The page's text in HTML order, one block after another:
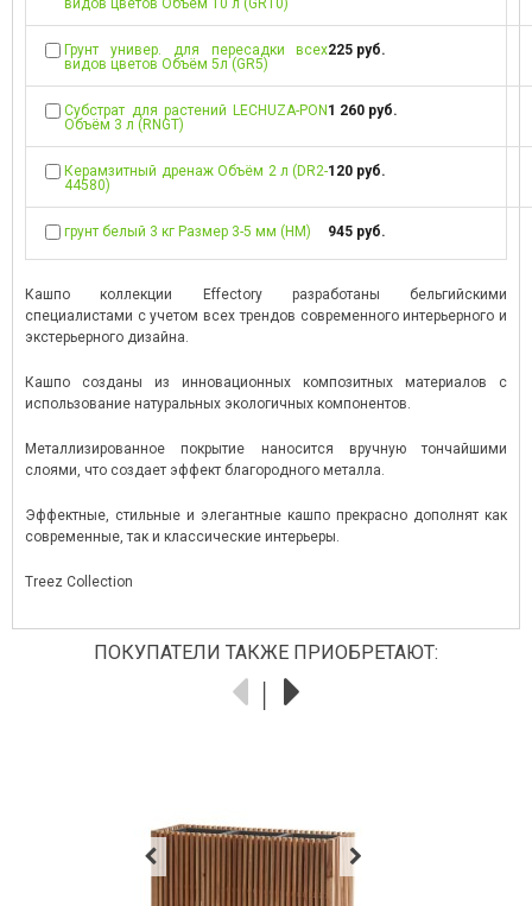
Грунт универ. для пересадки всех
видов цветов Объём 5л (GR5)
225 руб.
Субстрат для растений LECHUZA-PON
Объём 3 л (RNGT)
1 260 руб.
Керамзитный дренаж Объём 2 л (DR2-
44580)
120 руб.
грунт белый 3 кг Размер 3-5 мм (НМ) 945 руб.
Кашпо коллекции Effectory разработаны бельгийскими
специалистами с учетом всех трендов современного интерьерного и
экстерьерного дизайна.
Кашпо созданы из инновационных композитных материалов с
использование натуральных экологичных компонентов.
Металлизированное покрытие наносится вручную тончайшими
слоями, что создает эффект благородного металла.
Эффектные, стильные и элегантные кашпо прекрасно дополнят как
современные, так и классические интерьеры.
Treez Collection
ПОКУПАТЕЛИ ТАКЖЕ ПРИОБРЕТАЮТ: